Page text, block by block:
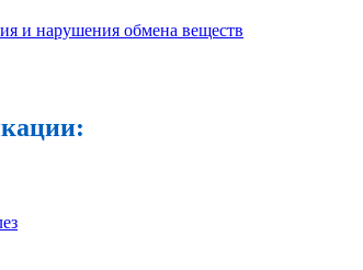
и нарушения обмена веществ